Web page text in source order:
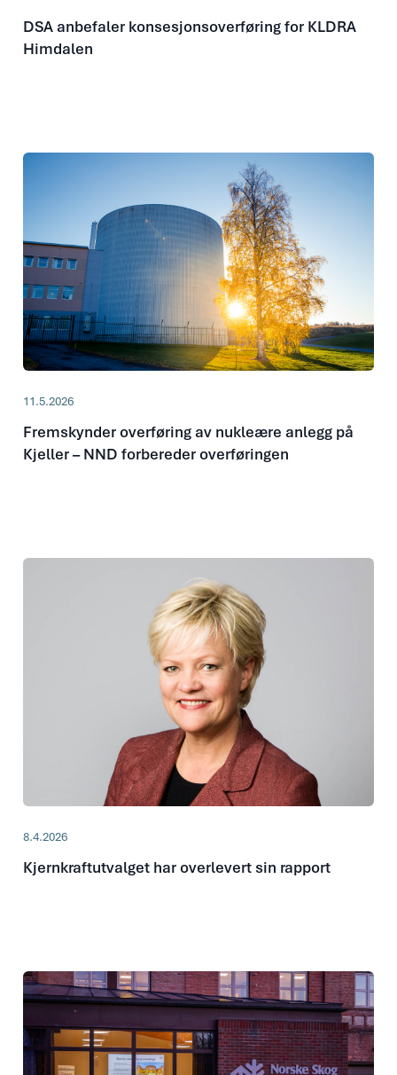
DSA anbefaler konsesjonsoverføring for KLDRA
Himdalen
11.5.2026
Fremskynder overføring av nukleære anlegg på
Kjeller – NND forbereder overføringen
8.4.2026
Kjernkraftutvalget har overlevert sin rapport